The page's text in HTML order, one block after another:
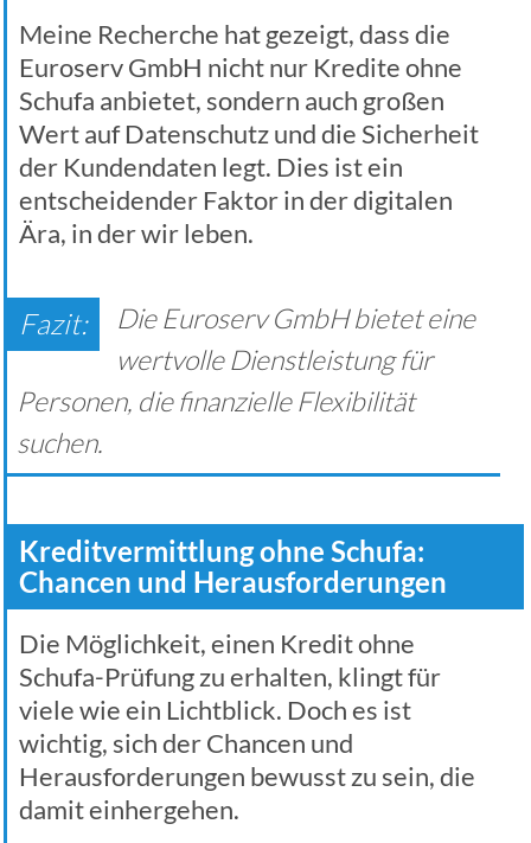
Meine Recherche hat gezeigt, dass die
Euroserv GmbH nicht nur Kredite ohne
Schufa anbietet, sondern auch großen
Wert auf Datenschutz und die Sicherheit
der Kundendaten legt. Dies ist ein
entscheidender Faktor in der digitalen
Ära, in der wir leben.
Die Euroserv GmbH bietet eine
wertvolle Dienstleistung für
Personen, die finanzielle Flexibilität
suchen.
Kreditvermittlung ohne Schufa:
Chancen und Herausforderungen
Die Möglichkeit, einen Kredit ohne
Schufa-Prüfung zu erhalten, klingt für
viele wie ein Lichtblick. Doch es ist
wichtig, sich der Chancen und
Herausforderungen bewusst zu sein, die
damit einhergehen.